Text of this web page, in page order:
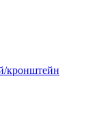
кронштейн